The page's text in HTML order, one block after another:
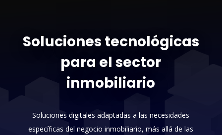
Soluciones tecnológicas
para el sector
inmobiliario
Soluciones digitales adaptadas a las necesidades
específicas del negocio inmobiliario, más allá de las